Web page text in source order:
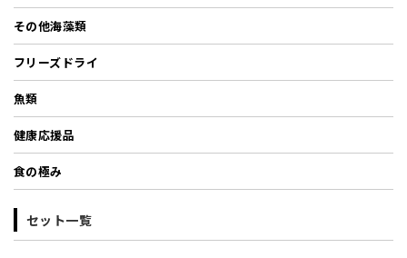
その他海藻類
フリーズドライ
魚類
健康応援品
食の極み
セット一覧